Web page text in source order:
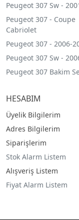
Peugeot 307 Sw -
Peugeot 307 - Coupe
Cabriolet
Peugeot 307 - 2006-
Peugeot 307 Sw -
Peugeot 307 Bakim
HESABIM
Üyelik Bilgilerim
Adres Bilgilerim
Siparişlerim
Stok Alarm Listem
Alışveriş Listem
Fiyat Alarm Listem